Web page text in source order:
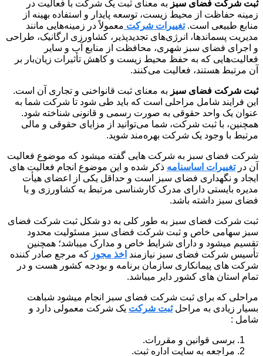
ثبت شرکت فضای سبز به معنای ثبت یک شرکت با فعالیت در
زمینه حفاظت از محیط زیست، توسعه پایدار و استفاده بهینه از
منابع طبیعی است.تغییرات شرکت معمولاً در زمینه‌هایی مانند
مدیریت پسماندها، انرژی‌های تجدیدپذیر، کشاورزی ارگانیک، طراحی
و اجرای فضای سبز شهری، محافظت از منابع آب و سایر
فعالیت‌هایی که به حفظ محیط زیست و کاهش تأثیرات زیان‌بار بر
آن مرتبط هستند، فعالیت می‌کنند.
ثبت شرکت فضای سبز به معنای ثبت قانواخنی و تجاری آن است.
این فرایند شامل مراحلی است که باید طی شود تا شرکت شما به
عنوان یک واحد حقوقی به صورت رسمی و قانونی شناخته شود.
همچنین، با ثبت شرکت، شما می‌توانید از مزایای حقوقی و مالی
مرتبط با وجود یک شرکت بهره‌مند شوید.
شرکت فضای سبز به شرکت هایی گفته میشود که موضوع فعالیت
آن درتغییرات اساسنامه ذکر شده و این موضوع انجام فعالیت های
ایجاد و نگهداری فضای سبز است و حداقل یکی از اعضای هیأت
مدیره بایستی دارای مدرک کارشناسی مرتبط به کشاورزی و یا
فضای سبز داشته باشد.
ثبت شرکت فضای سبز به طور کلی به دو شکل ثبت شرکت فضای
سبز سهامی خاص و ثبت شرکت فضای سبز مسئولیت محدود
تقسیم میشود و دارای شرایط خاص و مدارک میباشد؛ همچنین
تأسیس شرکت فضای سبز نیازمند اخذ مجوز که مرجع صادر کننده
شرکت های پیمانکاری سازمان برنامه و بودجه کشور هست و در
تمام استان های کشور دایر میباشد.
مراحلی که برای ثبت شرکت فضای سبز انجام میشود شباهت
بسیار زیادی به مراحلثبت شرکت یک شرکت معمولی دارد و
شامل :
برسی قوانین و مقررات.
مراجعه به سایت اداره ثبت.